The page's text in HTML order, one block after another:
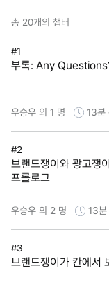
총 20개의 챕터
#1
부록: Any
우승우 외 1 명 13분
#2
브랜드쟁이와 광고쟁
프롤로그
우승우 외 2 명 13분
#3
브랜드쟁이가 칸에서